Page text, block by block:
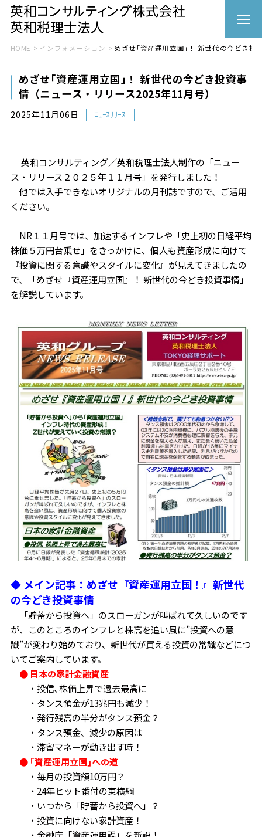
HOME インフォメーション めざせ｢資産運用立国｣！ 新世代の今どき投
2025年11月06日 ﾆｭｰｽﾘﾘｰｽ
めざせ｢資産運用立国｣！ 新世代の今どき投資事
情（ニュース・リリース2025年11月号）
英和コンサルティング／英和税理士法人制作の「ニュー
ス・リリース２０２５年１１月号」を発行しました！
他では入手できないオリジナルの月刊誌ですので、ご活用
ください。
NR１１月号では、加速するインフレや「史上初の日経平均
株価５万円台乗せ」をきっかけに、個人も資産形成に向けて
『投資に関する意識やスタイルに変化』が見えてきましたの
で、「めざせ『資産運用立国』！ 新世代の今どき投資事情」
を解説しています。
◆ メイン記事：めざせ『資産運用立国！』新世代
の今どき投資事情
「貯蓄から投資へ」のスローガンが叫ばれて久しいのです
が、このところのインフレと株高を追い風に”投資への意
識”が変わり始めており、新世代が買える投資の常識などにつ
いてご案内しています。
● 日本の家計金融資産
・投信､株価上昇で過去最高に
・タンス預金が13兆円も減少！
・発行残高の半分がタンス預金？
・タンス預金、減少の原因は
・滞留マネーが動き出す時！
● ｢資産運用立国｣への道
・毎月の投資額10万円？
・24年ヒット番付の東横綱
・いつから「貯蓄から投資へ」？
・投資に向けない家計資産！
・金融庁「資産運用課」を新設！